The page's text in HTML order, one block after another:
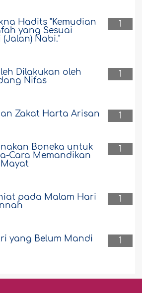
1
Hadits "Kemudian
yang Sesuai
Nabi."
1
Dilakukan oleh
Nifas
1
Zakat Harta Arisan
1
Boneka untuk
Cara Memandikan
1
pada Malam Hari
1
yang Belum Mandi